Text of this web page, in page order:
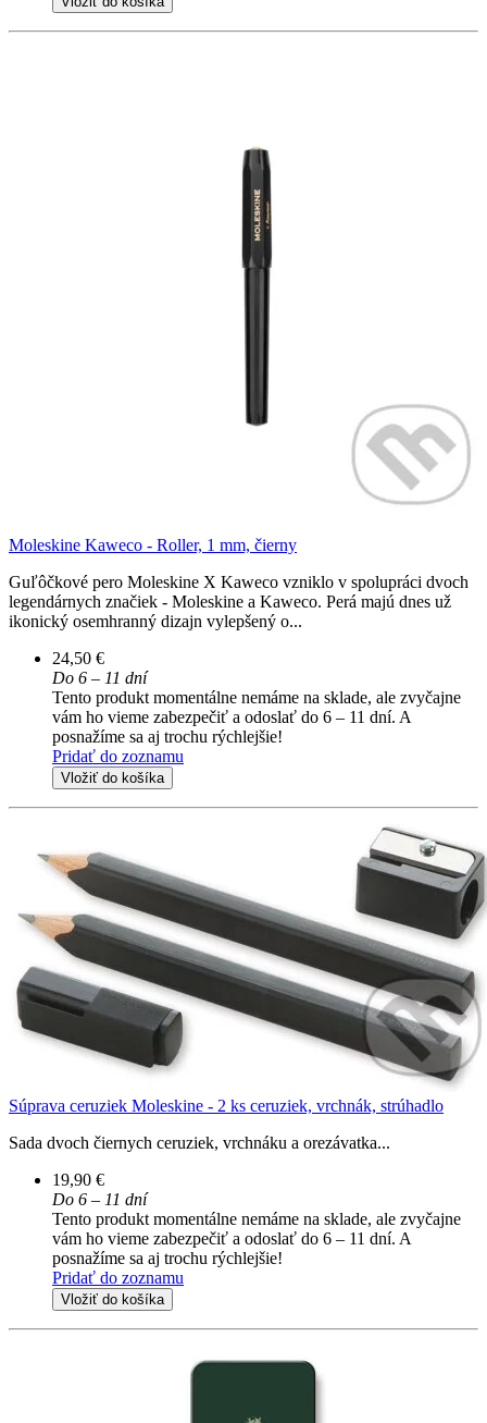
Moleskine Kaweco - Roller, 1 mm, čierny
Guľôčkové pero Moleskine X Kaweco vzniklo v spolupráci dvoch
legendárnych značiek - Moleskine a Kaweco. Perá majú dnes už
ikonický osemhranný dizajn vylepšený o...
24,50 €
Do 6 – 11 dní
Tento produkt momentálne nemáme na sklade, ale zvyčajne
vám ho vieme zabezpečiť a odoslať do 6 – 11 dní. A
posnažíme sa aj trochu rýchlejšie!
Pridať do zoznamu
Vložiť do košíka
Súprava ceruziek Moleskine - 2 ks ceruziek, vrchnák, strúhadlo
Sada dvoch čiernych ceruziek, vrchnáku a orezávatka...
19,90 €
Do 6 – 11 dní
Tento produkt momentálne nemáme na sklade, ale zvyčajne
vám ho vieme zabezpečiť a odoslať do 6 – 11 dní. A
posnažíme sa aj trochu rýchlejšie!
Pridať do zoznamu
Vložiť do košíka